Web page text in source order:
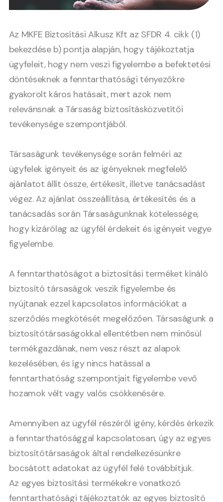
Az MKFE Biztosítási Alkusz Kft az SFDR 4. cikk (1)
bekezdése b) pontja alapján, hogy tájékoztatja
ügyfeleit, hogy nem veszi figyelembe a befektetési
döntéseknek a fenntarthatósági tényezőkre
gyakorolt káros hatásait, mert azok nem
relevánsnak a Társaság biztosításközvetítői
tevékenysége szempontjából.
Társaságunk tevékenysége során felméri az
ügyfelek igényeit és az igényeknek megfelelő
ajánlatot állít össze, értékesít, illetve tanácsadást
végez. Az ajánlat összeállítása, értékesítés és a
tanácsadás során Társaságunknak kötelessége,
hogy kizárólag az ügyfél érdekeit és igényeit vegye
figyelembe.
A fenntarthatóságot a biztosítási terméket kínáló
biztosító társaságok veszik figyelembe és
nyújtanak ezzel kapcsolatos információkat a
szerződés megkötését megelőzően. Társaságunk a
biztosítótársaságokkal ellentétben nem minősül
termékgazdának, nem vesz részt az alapok
kezelésében, és így nincs hatással a
fenntarthatóság szempontjait figyelembe vevő
hozamok vélt vagy valós csökkenésére.
Amennyiben az ügyfél részéről igény, kérdés érkezik
a fenntarthatósággal kapcsolatosan, úgy az egyes
biztosítótársaságok által rendelkezésünkre
bocsátott adatokat az ügyfél felé továbbítjuk.
Az egyes biztosítási termékekre vonatkozó
fenntarthatósági tájékoztatók az egyes biztosító